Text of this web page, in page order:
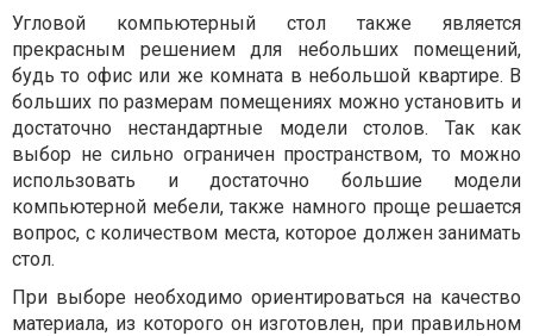
Угловой компьютерный стол также является
прекрасным решением для небольших помещений,
будь то офис или же комната в небольшой квартире. В
больших по размерам помещениях можно установить и
достаточно нестандартные модели столов. Так как
выбор не сильно ограничен пространством, то можно
использовать и достаточно большие модели
компьютерной мебели, также намного проще решается
вопрос, с количеством места, которое должен занимать
стол.
При выборе необходимо ориентироваться на качество
материала, из которого он изготовлен, при правильном